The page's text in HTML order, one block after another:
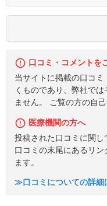
口コミ・コメントを
当サイトに掲載の口コ
くものであり、弊社で
ません。 ご覧の方の自
医療機関の方へ
投稿された口コミに関
口コミの末尾にあるリ
ます。
≫口コミについての詳細